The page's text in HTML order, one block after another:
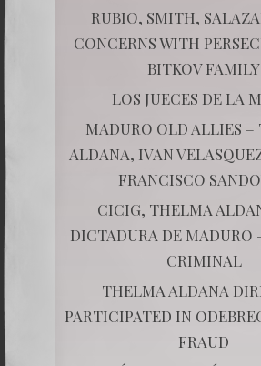
RUBIO, SMITH,
CONCERNS WITH
BITKOV FAMILY
LOS JUECES DE LA
MADURO OLD ALLIES –
ALDANA, IVAN
FRANCISCO
CICIG, THELMA
DICTADURA DE MADURO
CRIMINAL
THELMA ALDANA
PARTICIPATED IN
FRAUD